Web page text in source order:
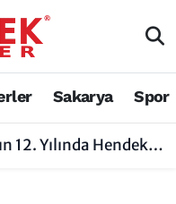
Sakarya Spor
Hendek’te Anılacak